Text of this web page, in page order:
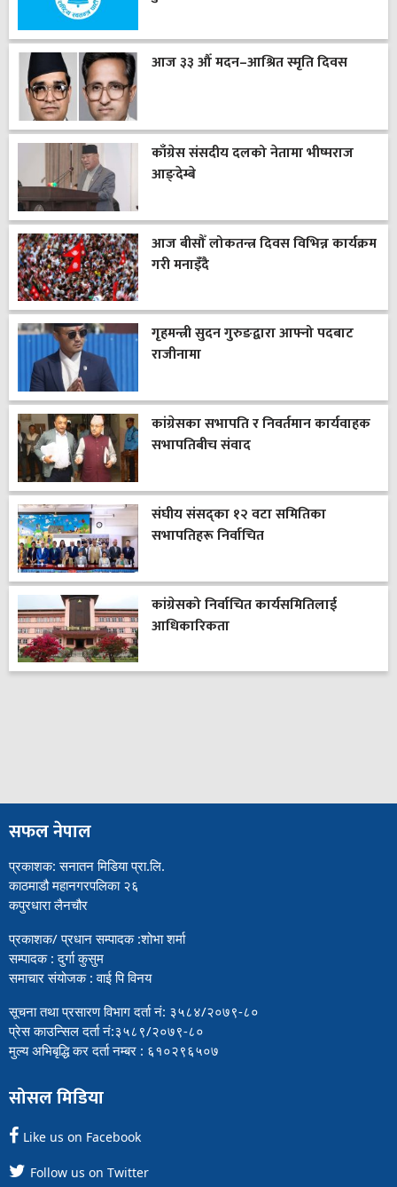
आज ३३ औँ मदन–आश्रित स्मृति दिवस
काँग्रेस संसदीय दलको नेतामा भीष्मराज
आङ्देम्बे
आज बीसौँ लोकतन्त्र दिवस विभिन्न कार्यक्रम
गरी मनाइँदै
गृहमन्त्री सुदन गुरुङद्वारा आफ्नो पदबाट
राजीनामा
कांग्रेसका सभापति र निवर्तमान कार्यवाहक
सभापतिबीच संवाद
संघीय संसद्का १२ वटा समितिका
सभापतिहरू निर्वाचित
कांग्रेसको निर्वाचित कार्यसमितिलाई
आधिकारिकता
सफल नेपाल
प्रकाशक: सनातन मिडिया प्रा.लि.
काठमाडौ महानगरपलिका २६
कपुरधारा लैनचौर
प्रकाशक/ प्रधान सम्पादक :शोभा शर्मा
सम्पादक : दुर्गा कुसुम
समाचार संयोजक : वाई पि विनय
सूचना तथा प्रसारण विभाग दर्ता नं: ३५८४/२०७९-८०
प्रेस काउन्सिल दर्ता नं:३५८९/२०७९-८०
मुल्य अभिबृद्धि कर दर्ता नम्बर : ६१०२९६५०७
सोसल मिडिया
Like us on Facebook
Follow us on Twitter